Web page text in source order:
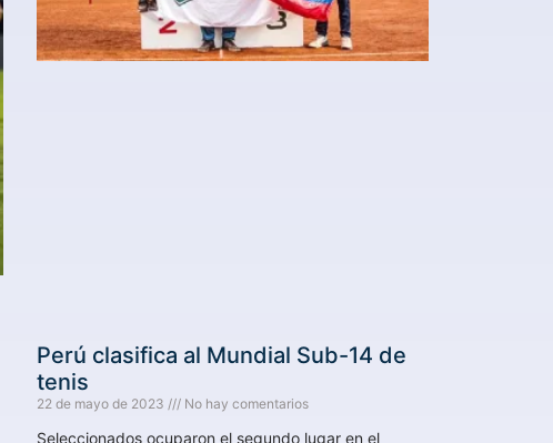
Perú clasifica al Mundial Sub-14 de
tenis
22 de mayo de 2023 No hay comentarios
Seleccionados ocuparon el segundo lugar en el